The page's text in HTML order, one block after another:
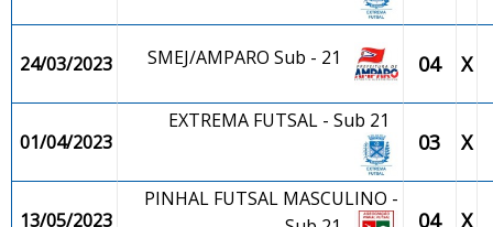
24/03/2023 SMEJ/AMPARO Sub - 21 04 X
01/04/2023
EXTREMA FUTSAL - Sub 21
03 X
13/05/2023
PINHAL FUTSAL MASCULINO -
04 X